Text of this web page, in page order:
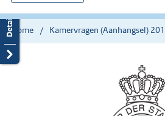
hier:
Home Kamervragen (Aanhangsel)